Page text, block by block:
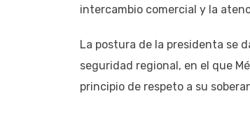
intercambio comercial y la
La postura de la presidenta se
seguridad regional, en el que
principio de respeto a su